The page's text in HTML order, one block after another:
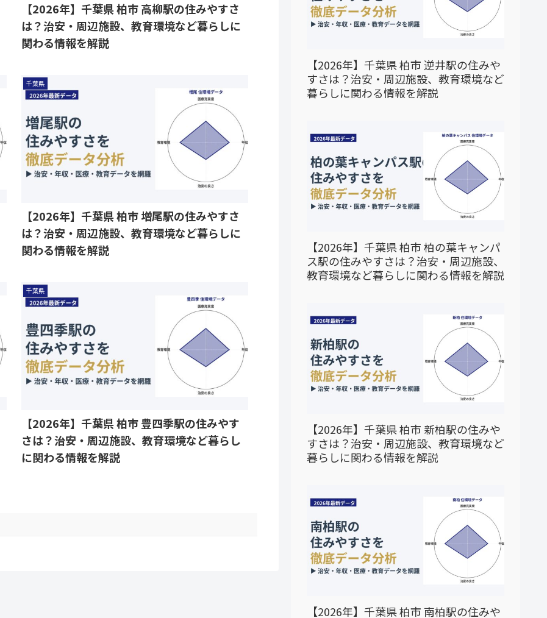
【2026年】千葉県 柏市 高柳駅の住みやすさ
は？治安・周辺施設、教育環境など暮らしに
関わる情報を解説
千葉県
【2026年】千葉県 柏市 増尾駅の住みやすさ
は？治安・周辺施設、教育環境など暮らしに
関わる情報を解説
千葉県
【2026年】千葉県 柏市 豊四季駅の住みやす
さは？治安・周辺施設、教育環境など暮らし
に関わる情報を解説
【2026年】千葉県 柏市 逆井駅の住みや
すさは？治安・周辺施設、教育環境など
暮らしに関わる情報を解説
【2026年】千葉県 柏市 柏の葉キャンパ
ス駅の住みやすさは？治安・周辺施設、
教育環境など暮らしに関わる情報を解説
【2026年】千葉県 柏市 新柏駅の住みや
すさは？治安・周辺施設、教育環境など
暮らしに関わる情報を解説
【2026年】千葉県 柏市 南柏駅の住みや